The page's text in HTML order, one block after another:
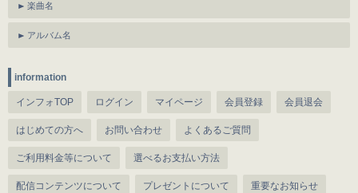
楽曲名
アルバム名
information
インフォTOP ログイン マイページ 会員登録 会員退会
はじめての方へ お問い合わせ よくあるご質問
ご利用料金等について 選べるお支払い方法
配信コンテンツについて プレゼントについて 重要なお知らせ